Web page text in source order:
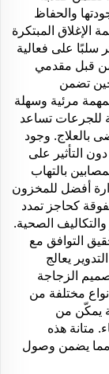
والحفاظ
الإغلاق المبتكرة
سلبًا على فعالية
من قبل مقدمي
تضمن
مرئية وسهلة
للجرعات تساعد
بالعلاج. وجود
التأثير على
بالتهاب
أفضل للمخزون
كحاجز تمدد
الصحية.
التوافق مع
يعالج
الزجاجة
مختلفة من
يمكّن من
متانة هذه
مما يضمن وصول